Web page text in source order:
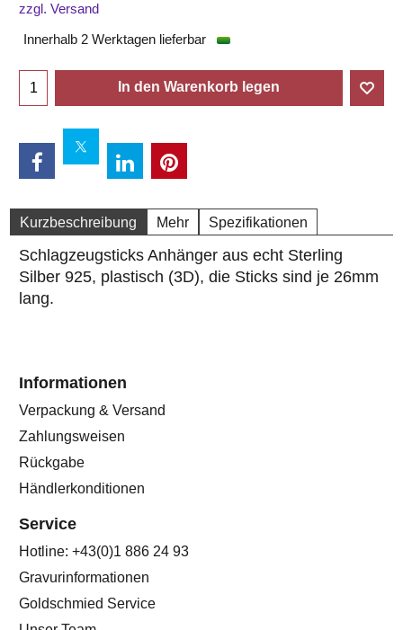
zzgl. Versand
Innerhalb 2 Werktagen lieferbar
In den Warenkorb legen
Kurzbeschreibung Mehr Spezifikationen
Schlagzeugsticks Anhänger aus echt Sterling
Silber 925, plastisch (3D), die Sticks sind je 26mm
lang.
Informationen
Verpackung & Versand
Zahlungsweisen
Rückgabe
Händlerkonditionen
Service
Hotline: +43(0)1 886 24 93
Gravurinformationen
Goldschmied Service